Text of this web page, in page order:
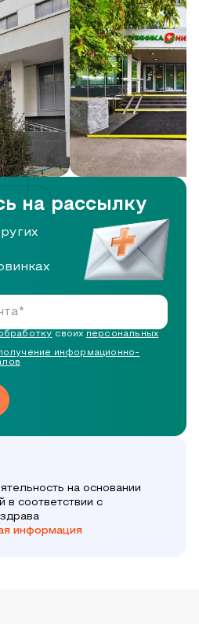
на рассылку
своих персональных
информационно-
на основании
в соответствии с
информация